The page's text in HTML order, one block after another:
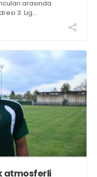
arasında
3. Lig
anlaşma sağladı.
atmosferli